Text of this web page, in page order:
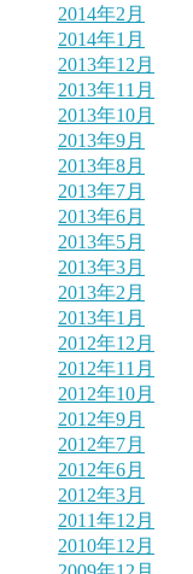
2014年2月
2014年1月
2013年12月
2013年11月
2013年10月
2013年9月
2013年8月
2013年7月
2013年6月
2013年5月
2013年3月
2013年2月
2013年1月
2012年12月
2012年11月
2012年10月
2012年9月
2012年7月
2012年6月
2012年3月
2011年12月
2010年12月